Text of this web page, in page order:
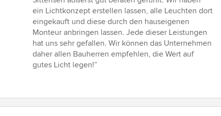
5
Sternen
ein Lichtkonzept erstellen lassen, alle Leuchten dort
eingekauft und diese durch den hauseigenen
Monteur anbringen lassen. Jede dieser Leistungen
hat uns sehr gefallen. Wir können das Unternehmen
daher allen Bauherren empfehlen, die Wert auf
gutes Licht legen!”